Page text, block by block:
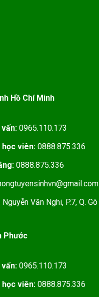
Hồ Chí Minh
0965.110.173
học viên: 0888.875.336
0888.875.336
Nguyễn Văn Nghi, P.7, Q.
Phước
0965.110.173
học viên: 0888.875.336